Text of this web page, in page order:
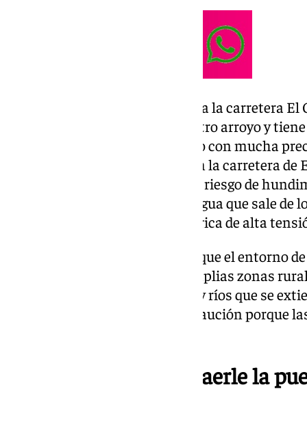
También se encuentra inundada la carretera
kilómetros «se ha desbordado otro arroyo y
los vehículos pueden pasar pero con mucha
zona de El Reondón, también en la carretera
kilómetro seis, está cortada por riesgo de
advertido de que «la fuerza del agua que sale
socavón junto a una torre eléctrica de alta
El Ayuntamiento ha advertido que el entorno
está también inundado, con amplias zonas
crecidas en el cauce de arroyos y ríos que se
modo, han pedido «mucha precaución porque
Herida en Utrera al caerle la